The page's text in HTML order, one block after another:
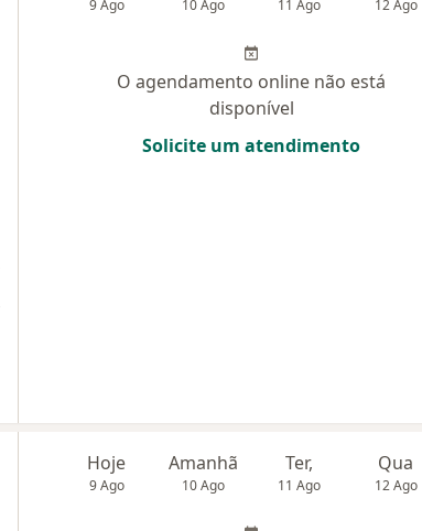
9 Ago 10 Ago 11 Ago 12 Ago
O agendamento online não está
disponível
Solicite um atendimento
Hoje
9 Ago
Amanhã
10 Ago
Ter,
11 Ago
Qua
12 Ago